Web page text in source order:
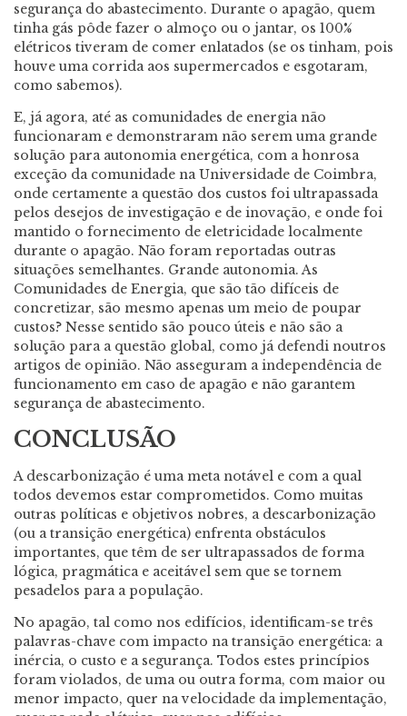
segurança do abastecimento. Durante o apagão, quem
tinha gás pôde fazer o almoço ou o jantar, os 100%
elétricos tiveram de comer enlatados (se os tinham, pois
houve uma corrida aos supermercados e esgotaram,
como sabemos).
E, já agora, até as comunidades de energia não
funcionaram e demonstraram não serem uma grande
solução para autonomia energética, com a honrosa
exceção da comunidade na Universidade de Coimbra,
onde certamente a questão dos custos foi ultrapassada
pelos desejos de investigação e de inovação, e onde foi
mantido o fornecimento de eletricidade localmente
durante o apagão. Não foram reportadas outras
situações semelhantes. Grande autonomia. As
Comunidades de Energia, que são tão difíceis de
concretizar, são mesmo apenas um meio de poupar
custos? Nesse sentido são pouco úteis e não são a
solução para a questão global, como já defendi noutros
artigos de opinião. Não asseguram a independência de
funcionamento em caso de apagão e não garantem
segurança de abastecimento.
CONCLUSÃO
A descarbonização é uma meta notável e com a qual
todos devemos estar comprometidos. Como muitas
outras políticas e objetivos nobres, a descarbonização
(ou a transição energética) enfrenta obstáculos
importantes, que têm de ser ultrapassados de forma
lógica, pragmática e aceitável sem que se tornem
pesadelos para a população.
No apagão, tal como nos edifícios, identificam-se três
palavras-chave com impacto na transição energética: a
inércia, o custo e a segurança. Todos estes princípios
foram violados, de uma ou outra forma, com maior ou
menor impacto, quer na velocidade da implementação,